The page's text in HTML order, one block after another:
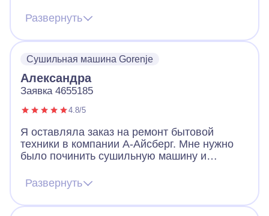
выполненная работа. Ремонт был
произведен быстро и качественно, еще дал
гарантию на работу. Также
сушильной машины. Рекомендую!!.
Развернуть
Сушильная машина Gorenje
Александра
Заявка 4655185
4.8/5
Я оставляла заказ на ремонт бытовой
техники в компании А-Айсберг. Мне нужно
было починить сушильную машину и
назначили очень быстро. Приехал даже
раньше времени, был вежлив и
доброжелателен. Работу выполнил
Развернуть